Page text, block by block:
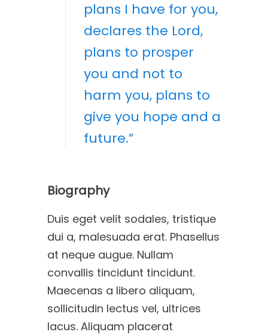
plans I have for you,
declares the Lord,
plans to prosper
you and not to
harm you, plans to
give you hope and a
future.”
Biography
Duis eget velit sodales, tristique
dui a, malesuada erat. Phasellus
at neque augue. Nullam
convallis tincidunt tincidunt.
Maecenas a libero aliquam,
sollicitudin lectus vel, ultrices
lacus. Aliquam placerat